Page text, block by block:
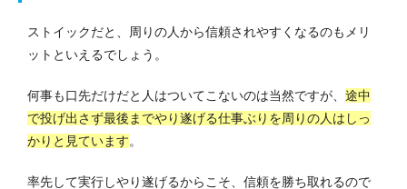
ストイックだと、周りの人から信頼されやすくなるのもメリ
ットといえるでしょう。
何事も口先だけだと人はついてこないのは当然ですが、 途中
で投げ出さず最後までやり遂げる仕事ぶりを周りの人はしっ
かりと見ています。
率先して実行しやり遂げるからこそ、信頼を勝ち取れるので